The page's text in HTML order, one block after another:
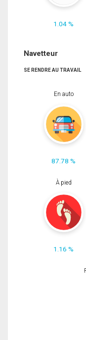
1.04 %
Navetteur
SE RENDRE AU TRAVAIL
En auto
87.78 %
À pied
1.16 %